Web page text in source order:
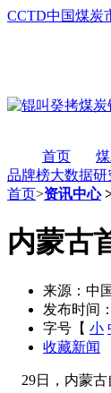
CCTD中国煤炭
首页
品牌榜大数据研
首页>资讯中心
内蒙古
来源：中
发布时间
字号【 小
收藏新闻
29日，内蒙古